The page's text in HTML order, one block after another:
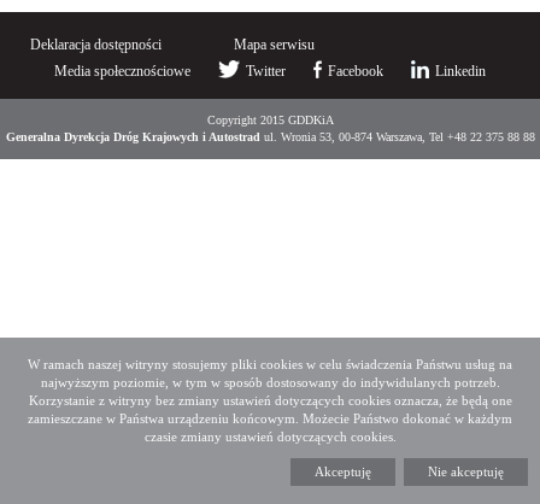
W ramach naszej witryny stosujemy pliki cookies w celu świadczenia Państwu usług na
najwyższym poziomie, w tym w sposób dostosowany do indywidulanych potrzeb.
Korzystanie z witryny bez zmiany ustawień dotyczących cookies oznacza, że będą one
zamieszczane w Państwa urządzeniu końcowym. Możecie Państwo dokonać w każdym
czasie zmiany ustawień dotyczących cookies.
Akceptuję Nie akceptuję
Deklaracja dostępności
Mapa serwisu
Media społecznościowe
Twitter Facebook Linkedin
Copyright 2015 GDDKiA
Generalna Dyrekcja Dróg Krajowych i Autostrad ul. Wronia 53, 00-874 Warszawa, Tel +48 22 375 88 88